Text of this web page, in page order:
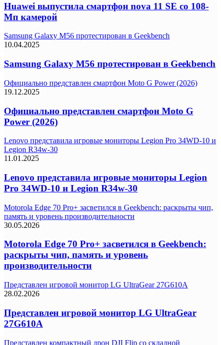
Huawei выпустила смартфон nova 11 SE со 108-
Мп камерой
Samsung Galaxy M56 протестирован в Geekbench
10.04.2025
Samsung Galaxy M56 протестирован в Geekbench
Официально представлен смартфон Moto G Power (2026)
19.12.2025
Официально представлен смартфон Moto G
Power (2026)
Lenovo представила игровые мониторы Legion Pro 34WD-10 и
Legion R34w-30
11.01.2025
Lenovo представила игровые мониторы Legion
Pro 34WD-10 и Legion R34w-30
Motorola Edge 70 Pro+ засветился в Geekbench: раскрыты чип,
память и уровень производительности
30.05.2026
Motorola Edge 70 Pro+ засветился в Geekbench:
раскрыты чип, память и уровень
производительности
Представлен игровой монитор LG UltraGear 27G610A
28.02.2026
Представлен игровой монитор LG UltraGear
27G610A
Представлен компактный дрон DJI Flip со складной